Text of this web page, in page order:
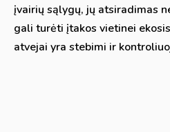
įvairių sąlygų, jų atsiradimas
gali turėti įtakos vietinei
atvejai yra stebimi ir